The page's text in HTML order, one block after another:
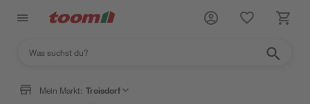
Mein Markt: Troisdorf